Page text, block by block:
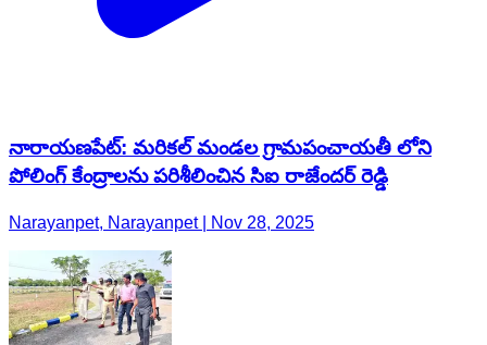
నారాయణపేట్: మరికల్ మండల గ్రామపంచాయతీ లోని
పోలింగ్ కేంద్రాలను పరిశీలించిన సిఐ రాజేందర్ రెడ్డి
Narayanpet, Narayanpet | Nov 28, 2025